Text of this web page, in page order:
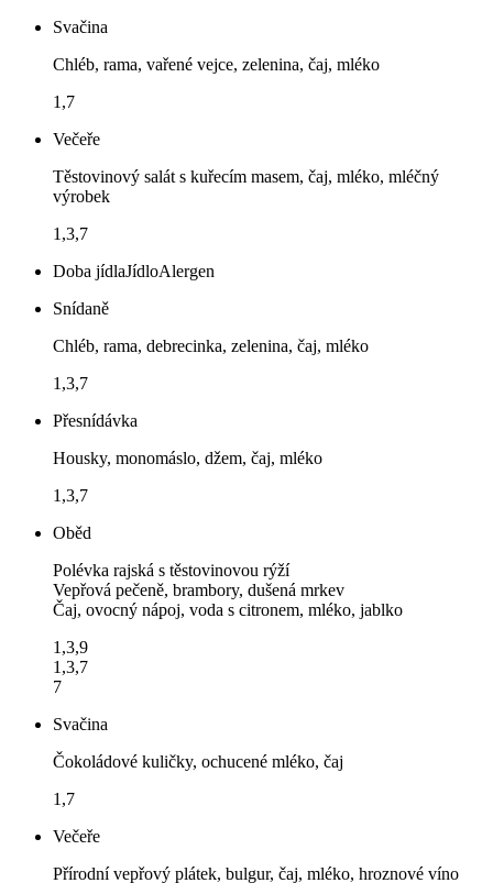
Svačina
Chléb, rama, vařené vejce, zelenina, čaj, mléko
1,7
Večeře
Těstovinový salát s kuřecím masem, čaj, mléko, mléčný
výrobek
1,3,7
Doba jídlaJídloAlergen
Snídaně
Chléb, rama, debrecinka, zelenina, čaj, mléko
1,3,7
Přesnídávka
Housky, monomáslo, džem, čaj, mléko
1,3,7
Oběd
Polévka rajská s těstovinovou rýží
Vepřová pečeně, brambory, dušená mrkev
Čaj, ovocný nápoj, voda s citronem, mléko, jablko
1,3,9
1,3,7
7
Svačina
Čokoládové kuličky, ochucené mléko, čaj
1,7
Večeře
Přírodní vepřový plátek, bulgur, čaj, mléko, hroznové víno